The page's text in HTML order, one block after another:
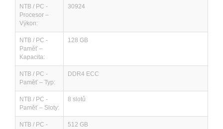
NTB / PC -
Procesor –
Výkon:
30924
NTB / PC -
Paměť –
Kapacita:
128 GB
NTB / PC -
Paměť – Typ:
DDR4 ECC
NTB / PC -
Paměť – Sloty:
8 slotů
NTB / PC -
512 GB